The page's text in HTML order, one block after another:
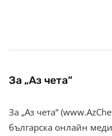
За „Аз чета“
За „Аз чета“
българска онлайн